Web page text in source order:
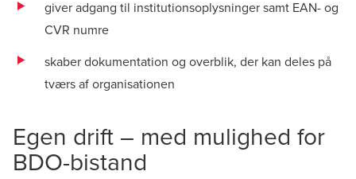
giver adgang til institutionsoplysninger samt EAN- og
CVR numre
skaber dokumentation og overblik, der kan deles på
tværs af organisationen
Egen drift – med mulighed for
BDO-bistand